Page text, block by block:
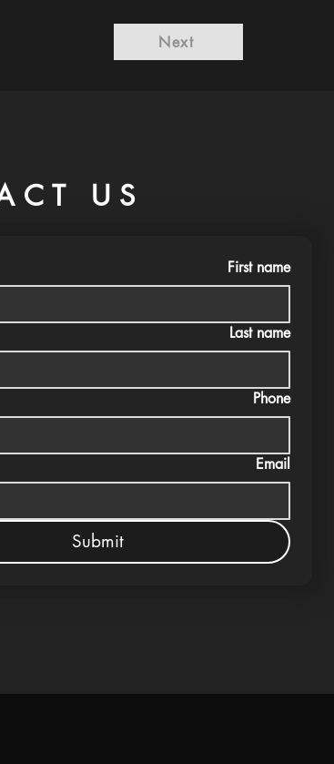
Next
US
First name
Last name
Phone
Email
Submit